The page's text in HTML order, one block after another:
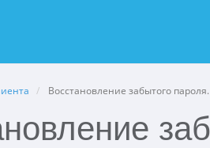
Восстановление забытого пароля.